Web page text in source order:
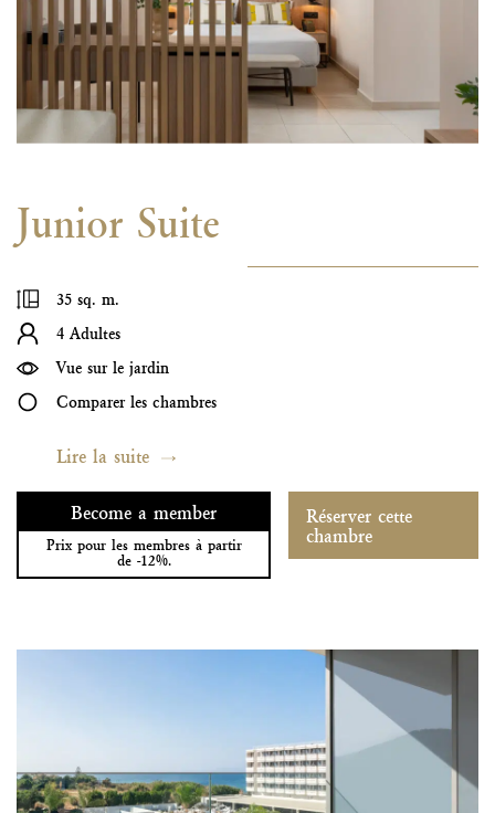
Junior Suite
35 sq. m.
4 Adultes
Vue sur le jardin
Comparer les chambres
Lire la suite
Become a member
Prix pour les membres à partir
de -12%.
Réserver cette
chambre